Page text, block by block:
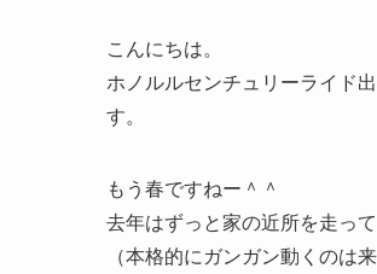
こんにちは。
ホノルルセンチュリーライド
す。
もう春ですねー＾＾
去年はずっと家の近所を走っ
（本格的にガンガン動くのは